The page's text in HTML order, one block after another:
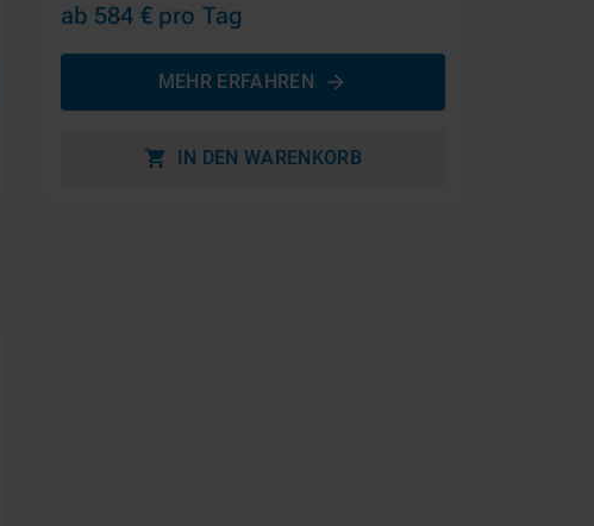
ab 584 € pro Tag
MEHR ERFAHREN
IN DEN WARENKORB